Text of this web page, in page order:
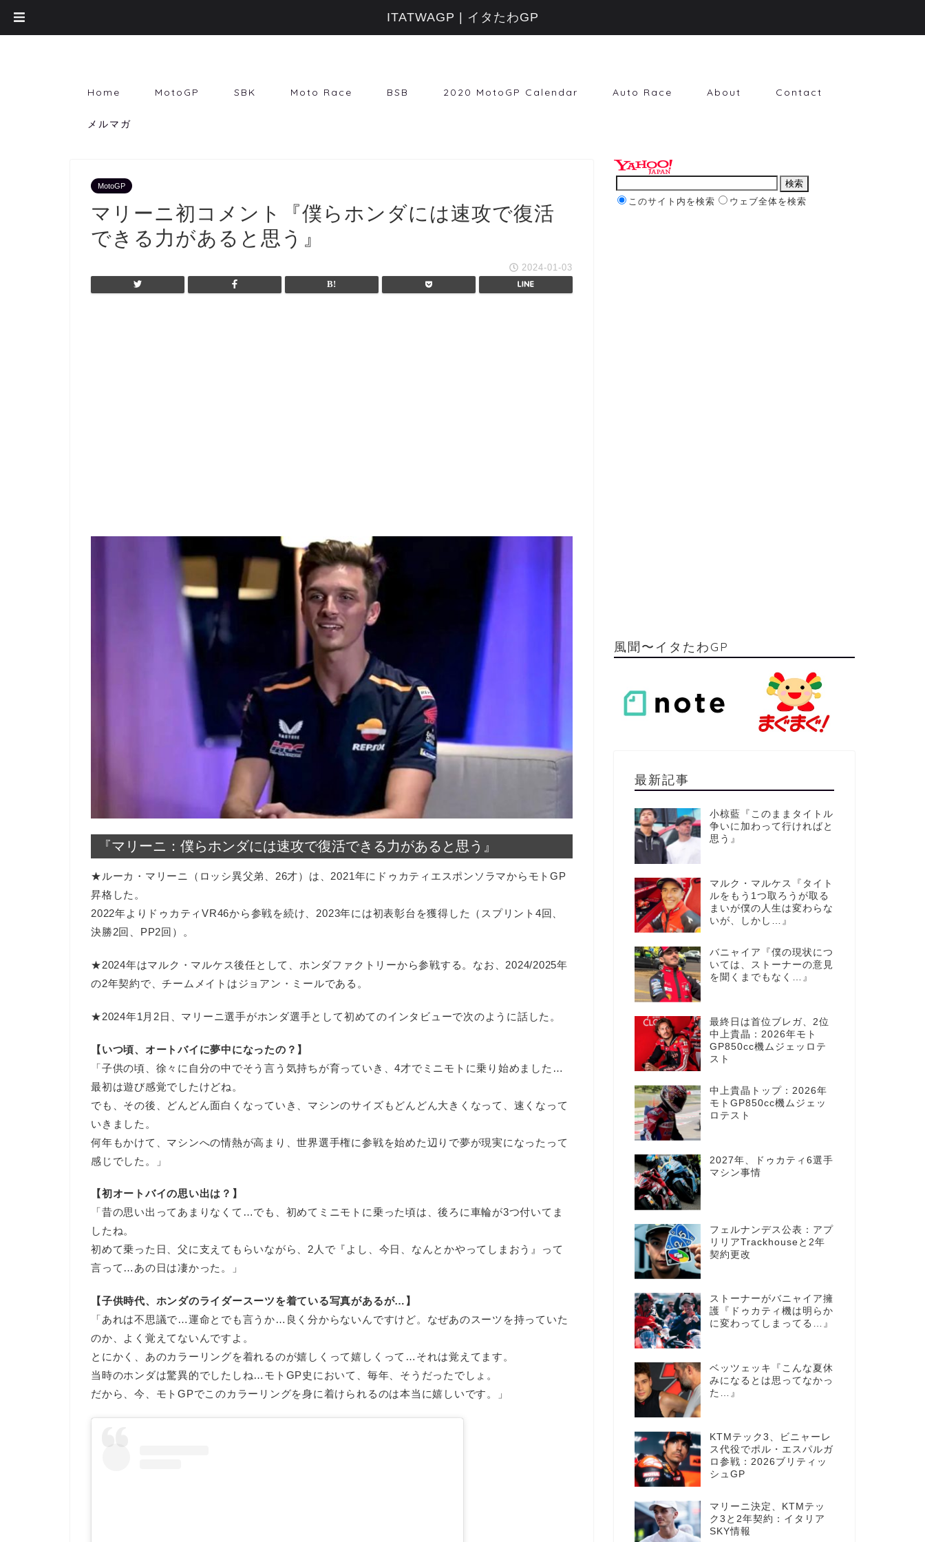
Home MotoGP SBK Moto Race BSB 2020 MotoGP Calendar Auto Race About Contact
メルマガ
MotoGP
マリーニ初コメント『僕らホンダには速攻で復活
できる力があると思う』
2024-01-03
『マリーニ：僕らホンダには速攻で復活できる力があると思う』
★ルーカ・マリーニ（ロッシ異父弟、26才）は、2021年にドゥカティエスポンソラマからモトGP
昇格した。
2022年よりドゥカティVR46から参戦を続け、2023年には初表彰台を獲得した（スプリント4回、
決勝2回、PP2回）。
★2024年はマルク・マルケス後任として、ホンダファクトリーから参戦する。なお、2024/2025年
の2年契約で、チームメイトはジョアン・ミールである。
★2024年1月2日、マリーニ選手がホンダ選手として初めてのインタビューで次のように話した。
【いつ頃、オートバイに夢中になったの？】
「子供の頃、徐々に自分の中でそう言う気持ちが育っていき、4才でミニモトに乗り始めました…
最初は遊び感覚でしたけどね。
でも、その後、どんどん面白くなっていき、マシンのサイズもどんどん大きくなって、速くなって
いきました。
何年もかけて、マシンへの情熱が高まり、世界選手権に参戦を始めた辺りで夢が現実になったって
感じでした。」
【初オートバイの思い出は？】
「昔の思い出ってあまりなくて…でも、初めてミニモトに乗った頃は、後ろに車輪が3つ付いてま
したね。
初めて乗った日、父に支えてもらいながら、2人で『よし、今日、なんとかやってしまおう』って
言って…あの日は凄かった。」
【子供時代、ホンダのライダースーツを着ている写真があるが…】
「あれは不思議で…運命とでも言うか…良く分からないんですけど。なぜあのスーツを持っていた
のか、よく覚えてないんですよ。
とにかく、あのカラーリングを着れるのが嬉しくって嬉しくって…それは覚えてます。
当時のホンダは驚異的でしたしね…モトGP史において、毎年、そうだったでしょ。
だから、今、モトGPでこのカラーリングを身に着けられるのは本当に嬉しいです。」
このサイト内を検索 ウェブ全体を検索
風聞〜イタたわGP
最新記事
小椋藍『このままタイトル
争いに加わって行ければと
思う』
マルク・マルケス『タイト
ルをもう1つ取ろうが取る
まいが僕の人生は変わらな
いが、しかし…』
バニャイア『僕の現状につ
いては、ストーナーの意見
を聞くまでもなく…』
最終日は首位ブレガ、2位
中上貴晶：2026年モト
GP850cc機ムジェッロテ
スト
中上貴晶トップ：2026年
モトGP850cc機ムジェッ
ロテスト
2027年、ドゥカティ6選手
マシン事情
フェルナンデス公表：アプ
リリアTrackhouseと2年
契約更改
ストーナーがバニャイア擁
護『ドゥカティ機は明らか
に変わってしまってる…』
ベッツェッキ『こんな夏休
みになるとは思ってなかっ
た…』
KTMテック3、ビニャーレ
ス代役でポル・エスパルガ
ロ参戦：2026ブリティッ
シュGP
マリーニ決定、KTMテッ
ク3と2年契約：イタリア
SKY情報
ITATWAGP | イタたわGP